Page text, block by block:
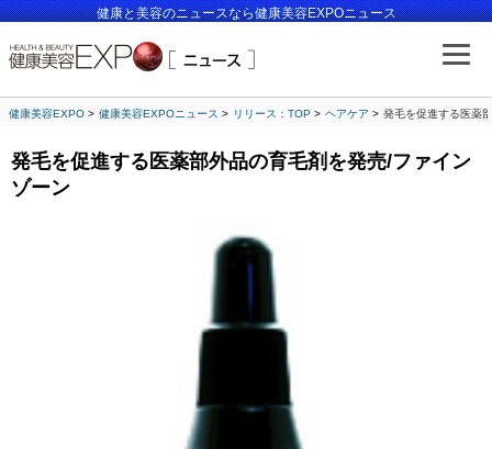
健康と美容のニュースなら健康美容EXPOニュース
健康美容EXPO 健康美容EXPOニュース リリース：TOP ヘアケア 発毛を促進する医薬
発毛を促進する医薬部外品の育毛剤を発売/ファイン
ゾーン